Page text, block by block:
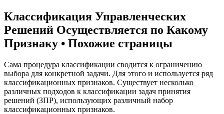
Классификация Управленческих
Решений Осуществляется по Какому
Признаку • Похожие страницы
Сама процедура классификации сводится к ограничению
выбора для конкретной задачи. Для этого и используется ряд
классификационных признаков. Существует несколько
различных подходов к классификации задач принятия
решений (ЗПР), использующих различный набор
классификационных признаков.